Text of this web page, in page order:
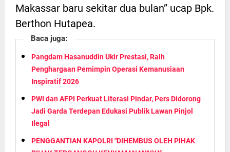
Makassar baru sekitar dua bulan” ucap Bpk.
Berthon Hutapea.
Baca juga:
Pangdam Hasanuddin Ukir Prestasi, Raih
Penghargaan Pemimpin Operasi Kemanusiaan
Inspiratif 2026
PWI dan AFPI Perkuat Literasi Pindar, Pers Didorong
Jadi Garda Terdepan Edukasi Publik Lawan Pinjol
Ilegal
PENGGANTIAN KAPOLRI "DIHEMBUS OLEH PIHAK